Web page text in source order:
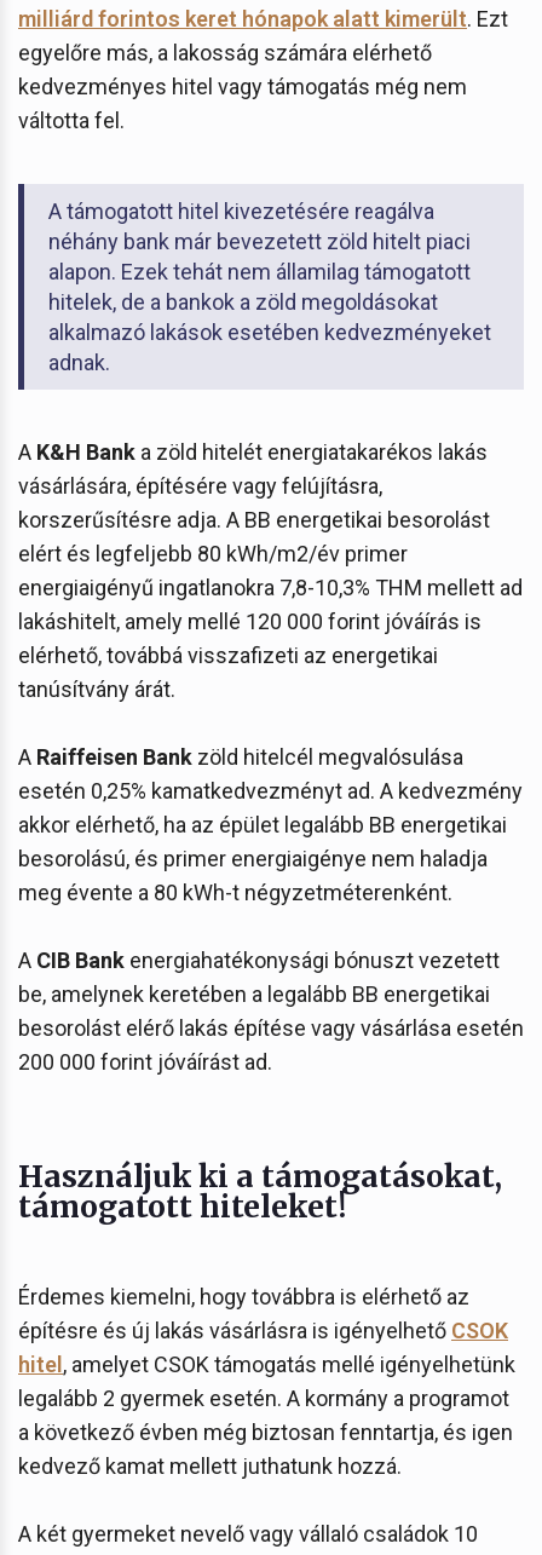
milliárd forintos keret hónapok alatt kimerült. Ezt
egyelőre más, a lakosság számára elérhető
kedvezményes hitel vagy támogatás még nem
váltotta fel.
A támogatott hitel kivezetésére reagálva
néhány bank már bevezetett zöld hitelt piaci
alapon. Ezek tehát nem államilag támogatott
hitelek, de a bankok a zöld megoldásokat
alkalmazó lakások esetében kedvezményeket
adnak.
A K&H Bank a zöld hitelét energiatakarékos lakás
vásárlására, építésére vagy felújításra,
korszerűsítésre adja. A BB energetikai besorolást
elért és legfeljebb 80 kWh/m2/év primer
energiaigényű ingatlanokra 7,8-10,3% THM mellett ad
lakáshitelt, amely mellé 120 000 forint jóváírás is
elérhető, továbbá visszafizeti az energetikai
tanúsítvány árát.
A Raiffeisen Bank zöld hitelcél megvalósulása
esetén 0,25% kamatkedvezményt ad. A kedvezmény
akkor elérhető, ha az épület legalább BB energetikai
besorolású, és primer energiaigénye nem haladja
meg évente a 80 kWh-t négyzetméterenként.
A CIB Bank energiahatékonysági bónuszt vezetett
be, amelynek keretében a legalább BB energetikai
besorolást elérő lakás építése vagy vásárlása esetén
200 000 forint jóváírást ad.
Használjuk ki a támogatásokat,
támogatott hiteleket!
Érdemes kiemelni, hogy továbbra is elérhető az
építésre és új lakás vásárlásra is igényelhető CSOK
hitel , amelyet CSOK támogatás mellé igényelhetünk
legalább 2 gyermek esetén. A kormány a programot
a következő évben még biztosan fenntartja, és igen
kedvező kamat mellett juthatunk hozzá.
A két gyermeket nevelő vagy vállaló családok 10